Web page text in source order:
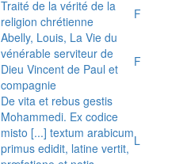
Traité de la vérité de la
religion chrétienne
F
Abelly, Louis, La Vie du
vénérable serviteur de
Dieu Vincent de Paul et
compagnie
F
De vita et rebus gestis
Mohammedi. Ex codice
misto [...] textum arabicum
primus edidit, latine vertit, L